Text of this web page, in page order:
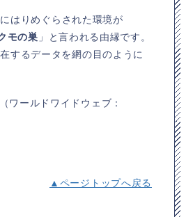
はりめぐらされた環境が
モの巣 」と言われる由縁です。
するデータを網の目のように
ワールドワイドウェブ：
▲ページトップへ戻る